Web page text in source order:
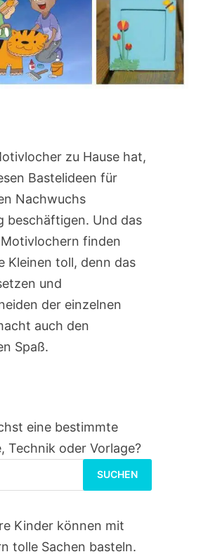
zu Hause hat,
Bastelideen für
Nachwuchs
beschäftigen. Und das
finden
Kleinen toll, denn das
und
der einzelnen
auch den
Spaß.
eine bestimmte
Technik oder Vorlage?
nach:
Kinder können mit
tolle Sachen basteln.